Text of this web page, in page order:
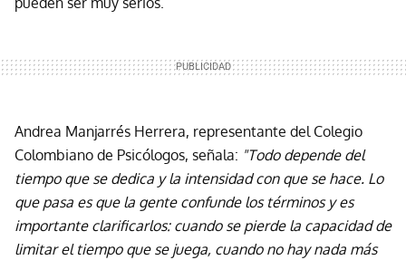
Andrea Manjarrés Herrera, representante del Colegio
Colombiano de Psicólogos, señala: "Todo depende del
tiempo que se dedica y la intensidad con que se hace. Lo
que pasa es que la gente confunde los términos y es
importante clarificarlos: cuando se pierde la capacidad de
limitar el tiempo que se juega, cuando no hay nada más